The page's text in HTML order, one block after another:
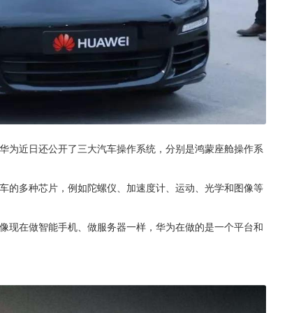
为近日还公开了三大汽车操作系统，分别是鸿蒙座舱操作系
的多种芯片，例如陀螺仪、加速度计、运动、光学和图像等
现在做智能手机、做服务器一样，华为在做的是一个平台和